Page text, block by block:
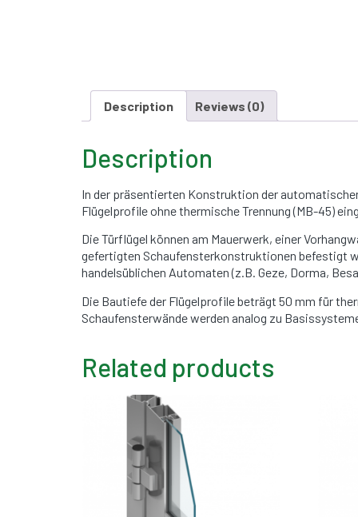
Description Reviews (0)
Description
In der präsentierten Konstruktion der
Flügelprofile ohne thermische Trennung (MB-45)
Die Türflügel können am Mauerwerk, einer
gefertigten Schaufensterkonstruktionen befestigt
handelsüblichen Automaten (z.B. Geze, Dorma,
Die Bautiefe der Flügelprofile beträgt 50 mm für
Schaufensterwände werden analog zu
Related products